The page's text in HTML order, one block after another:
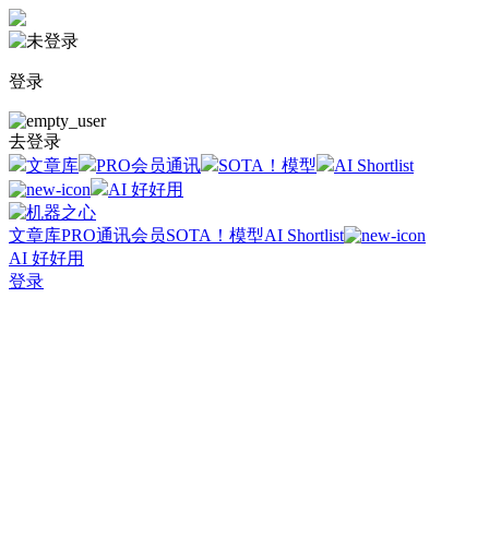
登录
去登录
文章库
PRO会员通讯 SOTA！模型
AI Shortlist
AI 好好用
文章库PRO通讯会员SOTA！模型AI Shortlist
AI 好好用
登录